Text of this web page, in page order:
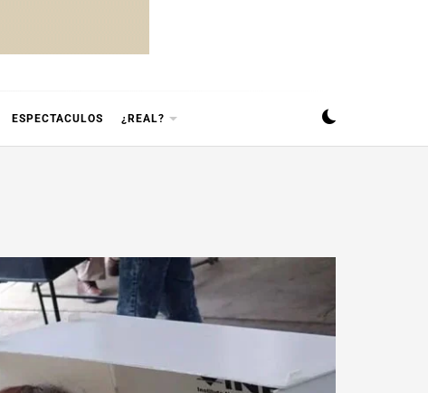
ESPECTACULOS ¿REAL?